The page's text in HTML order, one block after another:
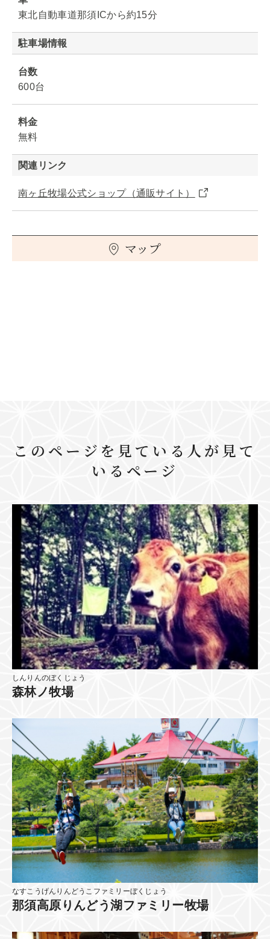
東北自動車道那須ICから約15分
駐車場情報
台数
600台
料金
無料
関連リンク
南ヶ丘牧場公式ショップ（通販サイト）
マップ
このページを見ている人が見て
いるページ
しんりんのぼくじょう
森林ノ牧場
なすこうげんりんどうこファミリーぼくじょう
那須高原りんどう湖ファミリー牧場